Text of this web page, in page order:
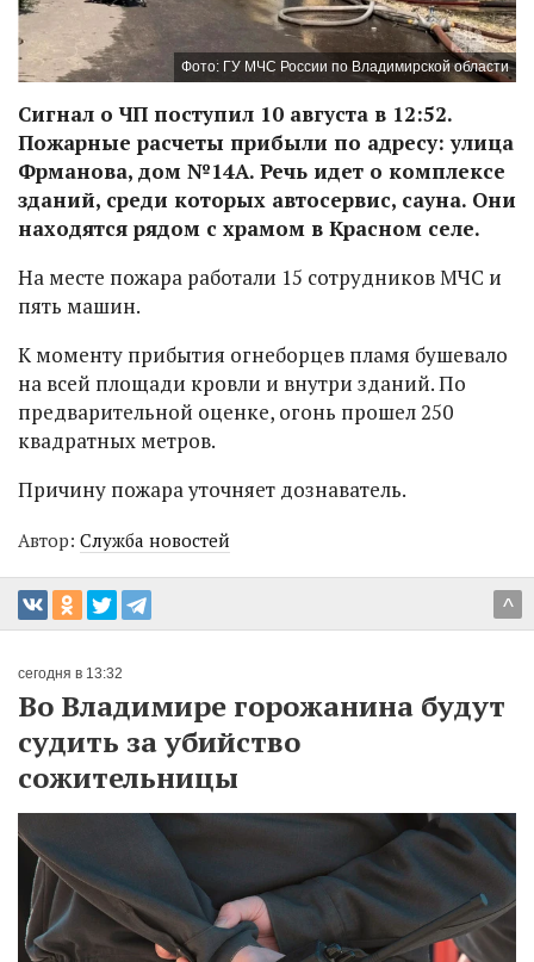
Фото: ГУ МЧС России по Владимирской области
Сигнал о ЧП поступил 10 августа в 12:52.
Пожарные расчеты прибыли по адресу: улица
Фрманова, дом №14А. Речь идет о комплексе
зданий, среди которых автосервис, сауна. Они
находятся рядом с храмом в Красном селе.
На месте пожара работали 15 сотрудников МЧС и
пять машин.
К моменту прибытия огнеборцев пламя бушевало
на всей площади кровли и внутри зданий. По
предварительной оценке, огонь прошел 250
квадратных метров.
Причину пожара уточняет дознаватель.
Автор: Служба новостей
^
сегодня в 13:32
Во Владимире горожанина будут
судить за убийство
сожительницы